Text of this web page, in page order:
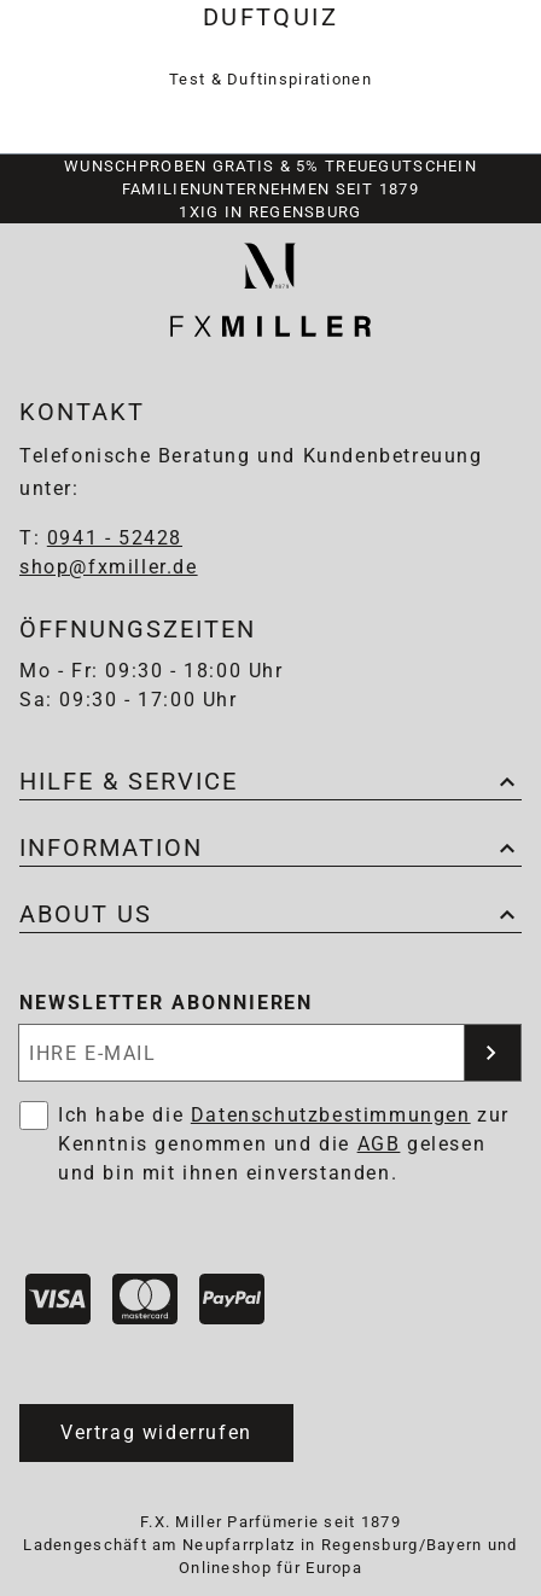
DUFTQUIZ
Test & Duftinspirationen
WUNSCHPROBEN GRATIS & 5% TREUEGUTSCHEIN
FAMILIENUNTERNEHMEN SEIT 1879
1XIG IN REGENSBURG
KONTAKT
Telefonische Beratung und Kundenbetreuung
unter:
T: 0941 - 52428
shop@fxmiller.de
ÖFFNUNGSZEITEN
Mo - Fr: 09:30 - 18:00 Uhr
Sa: 09:30 - 17:00 Uhr
HILFE & SERVICE
INFORMATION
ABOUT US
NEWSLETTER ABONNIEREN
Ich habe die Datenschutzbestimmungen zur
Kenntnis genommen und die AGB gelesen
und bin mit ihnen einverstanden.
Vertrag widerrufen
F.X. Miller Parfümerie seit 1879
Ladengeschäft am Neupfarrplatz in Regensburg/Bayern und
Onlineshop für Europa